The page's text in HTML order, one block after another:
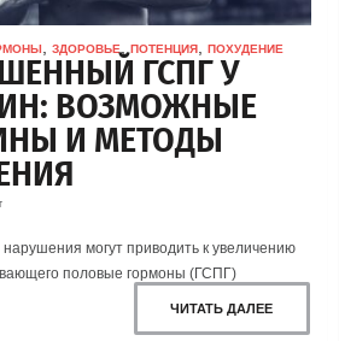
, ЗДОРОВЬЕ,ПОТЕНЦИЯ, ПОХУДЕНИЕ
ГСПГ У
ВОЗМОЖНЫЕ
И МЕТОДЫ
могут приводить к увеличению
половые гормоны (ГСПГ)
ЧИТАТЬ ДАЛЕЕ